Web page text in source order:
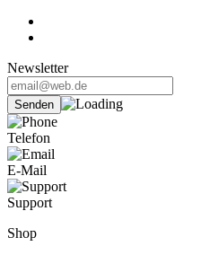
Newsletter
Telefon
E-Mail
Support
Shop